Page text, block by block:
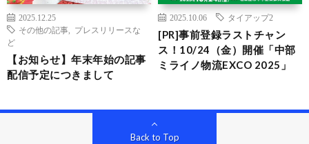
2025.12.25
その他の記事
プレスリリースな
ど
【お知らせ】年末年始の記事
配信予定につきまして
2025.10.06 タイアップ2
[PR]事前登録ラストチャン
ス！10/24（金）開催「中部
ミライノ物流EXCO 2025」
Back to Top